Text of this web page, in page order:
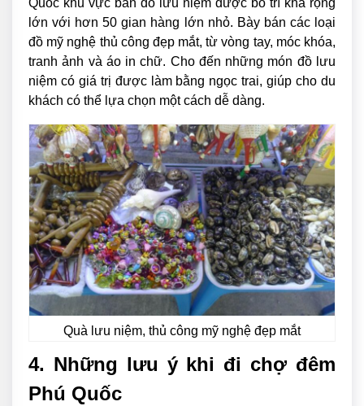
Quốc khu vực bán đồ lưu niệm được bố trí khá rộng
lớn với hơn 50 gian hàng lớn nhỏ. Bày bán các loại
đồ mỹ nghệ thủ công đẹp mắt, từ vòng tay, móc khóa,
tranh ảnh và áo in chữ. Cho đến những món đồ lưu
niệm có giá trị được làm bằng ngọc trai, giúp cho du
khách có thể lựa chọn một cách dễ dàng.
Quà lưu niệm, thủ công mỹ nghệ đẹp mắt
4. Những lưu ý khi đi chợ đêm
Phú Quốc